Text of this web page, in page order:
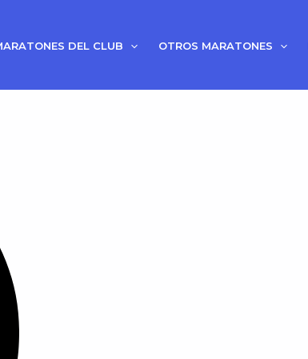
DEL CLUB OTROS MARATONES